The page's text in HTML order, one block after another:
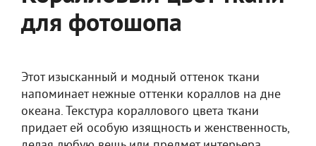
для фотошопа
Этот изысканный и модный оттенок ткани
напоминает нежные оттенки кораллов на дне
океана. Текстура кораллового цвета ткани
придает ей особую изящность и женственность,